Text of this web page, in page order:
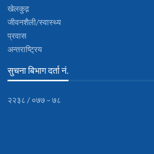
खेलकुद़़
जीवनशैली/स्वास्थ्य
प्रवास
अन्तराष्ट्रिय
सुचना बिभाग दर्ता नं.
२२३८ / ०७७ – ७८